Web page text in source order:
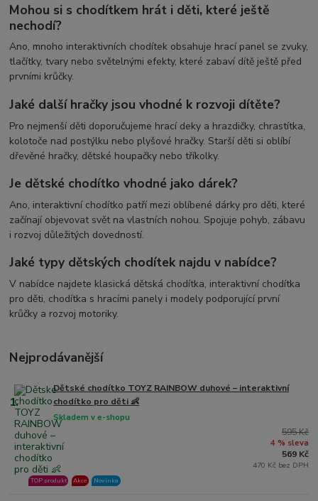
Mohou si s chodítkem hrát i děti, které ještě
nechodí?
Ano, mnoho interaktivních chodítek obsahuje hrací panel se zvuky,
tlačítky, tvary nebo světelnými efekty, které zabaví dítě ještě před
prvními krůčky.
Jaké další hračky jsou vhodné k rozvoji dítěte?
Pro nejmenší děti doporučujeme hrací deky a hrazdičky, chrastítka,
kolotoče nad postýlku nebo plyšové hračky. Starší děti si oblíbí
dřevěné hračky, dětské houpačky nebo tříkolky.
Je dětské chodítko vhodné jako dárek?
Ano, interaktivní chodítko patří mezi oblíbené dárky pro děti, které
začínají objevovat svět na vlastních nohou. Spojuje pohyb, zábavu
i rozvoj důležitých dovedností.
Jaké typy dětských chodítek najdu v nabídce?
V nabídce najdete klasická dětská chodítka, interaktivní chodítka
pro děti, chodítka s hracími panely i modely podporující první
krůčky a rozvoj motoriky.
Nejprodávanější
1.
Dětské chodítko TOYZ RAINBOW duhové – interaktivní
chodítko pro děti 👶
Skladem v e-shopu
TOP produkt Akce Novinka
595 Kč
4 % sleva
569 Kč
470 Kč bez DPH